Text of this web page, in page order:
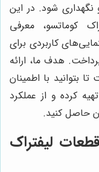
نگهداری شود. در این
کوماتسو، معرفی
کاربردی برای
هدف ما، ارائه
بتوانید با اطمینان
کرده و از عملکرد
حاصل کنید.
لیفتراک